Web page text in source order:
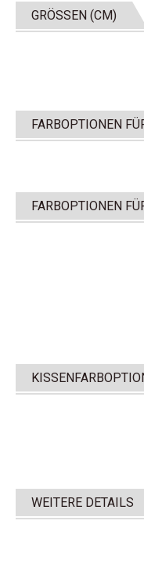
GRÖSSEN (CM)
FARBOPTIONEN
FARBOPTIONEN
WEITERE DETAILS